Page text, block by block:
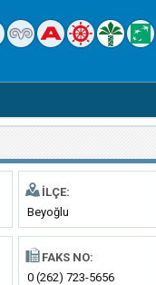
İLÇE:
Beyoğlu
FAKS NO:
0 (262) 723-5656